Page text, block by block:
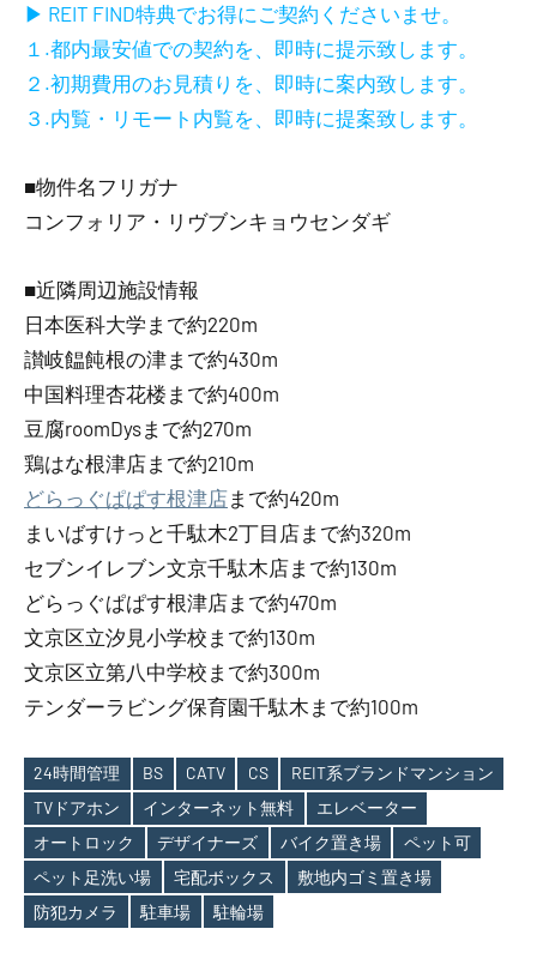
▶ REIT FIND特典でお得にご契約くださいませ。
１.都内最安値での契約を、即時に提示致します。
２.初期費用のお見積りを、即時に案内致します。
３.内覧・リモート内覧を、即時に提案致します。
■物件名フリガナ
コンフォリア・リヴブンキョウセンダギ
■近隣周辺施設情報
日本医科大学まで約220m
讃岐饂飩根の津まで約430m
中国料理杏花楼まで約400m
豆腐roomDysまで約270m
鶏はな根津店まで約210m
どらっぐぱぱす根津店まで約420m
まいばすけっと千駄木2丁目店まで約320m
セブンイレブン文京千駄木店まで約130m
どらっぐぱぱす根津店まで約470m
文京区立汐見小学校まで約130m
文京区立第八中学校まで約300m
テンダーラビング保育園千駄木まで約100m
Tags
24時間管理 BS CATV CS
REIT系ブランドマンション
TVドアホン
インターネット無料
エレベーター
オートロック
デザイナーズ バイク置き場
ペット可
ペット足洗い場
宅配ボックス
敷地内ゴミ置き場
防犯カメラ
駐車場 駐輪場